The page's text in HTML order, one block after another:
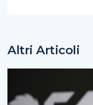
Altri Articoli